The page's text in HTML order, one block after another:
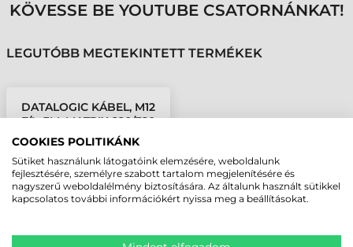
KÖVESSE BE YOUTUBE CSATORNÁNKAT!
LEGUTÓBB MEGTEKINTETT TERMÉKEK
DATALOGIC KÁBEL, M12
F/L, 3M, MATRIX 220/320
COOKIES POLITIKÁNK
Sütiket használunk látogatóink elemzésére, weboldalunk
fejlesztésére, személyre szabott tartalom megjelenítésére és
nagyszerű weboldalélmény biztosítására. Az általunk használt sütikkel
kapcsolatos további információkért nyissa meg a beállításokat.